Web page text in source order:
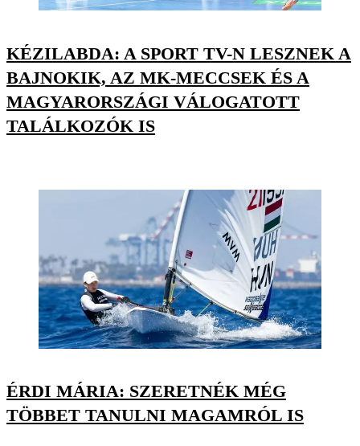
KÉZILABDA: A SPORT TV-N LESZNEK A
BAJNOKIK, AZ MK-MECCSEK ÉS A
MAGYARORSZÁGI VÁLOGATOTT
TALÁLKOZÓK IS
ÉRDI MÁRIA: SZERETNÉK MÉG
TÖBBET TANULNI MAGAMRÓL IS